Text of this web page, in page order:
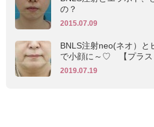
の？
2015.07.09
BNLS注射neo(ネオ）と
で小顔に～♡ 【プラス
2019.07.19